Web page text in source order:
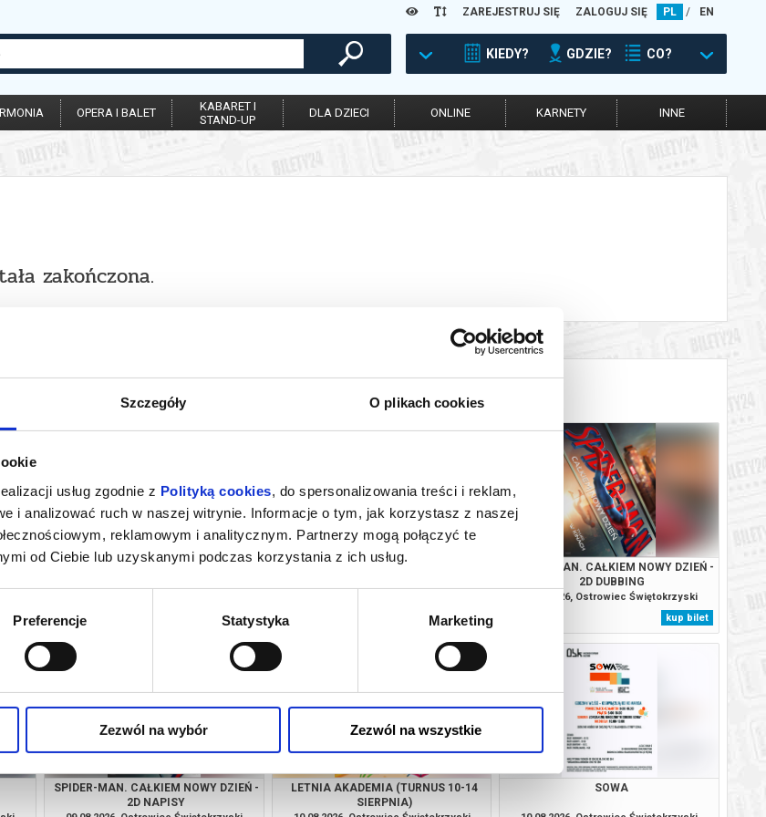
Szczegóły O plikach cookies
usług zgodnie z Polityką cookies, do spersonalizowania treści i reklam,
i analizować ruch w naszej witrynie. Informacje o tym, jak korzystasz z naszej
reklamowym i analitycznym. Partnerzy mogą połączyć te
od Ciebie lub uzyskanymi podczas korzystania z ich usług.
Preferencje Statystyka Marketing
Zezwól na wybór Zezwól na wszystkie
ZAREJESTRUJ SIĘ ZALOGUJ SIĘ PL / EN
KIEDY? GDZIE? CO?
OPERA I BALET
KABARET I
STAND-UP
DLA DZIECI ONLINE KARNETY INNE
zakończona.
bilet
PSI PATROL I DINOZAURY - 2D
kup bilet
VAIANA - 2D DUBBING
kup bilet
SPIDER-MAN. CAŁKIEM NOWY DZIEŃ -
2D DUBBING
09.08.2026, Ostrowiec Świętokrzyski
kup bilet
SPIDER-MAN. CAŁKIEM NOWY DZIEŃ -
2D NAPISY
LETNIA AKADEMIA (TURNUS 10-14
SIERPNIA)
SOWA